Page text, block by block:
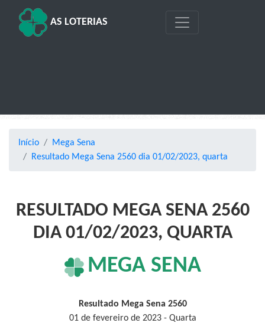
AS LOTERIAS
Início
Mega Sena
Resultado Mega Sena 2560 dia 01/02/2023, quarta
RESULTADO MEGA SENA 2560
DIA 01/02/2023, QUARTA
MEGA SENA
Resultado Mega Sena 2560
01 de fevereiro de 2023 - Quarta